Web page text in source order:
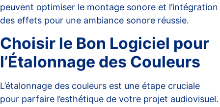
peuvent optimiser le montage sonore et l’intégration
des effets pour une ambiance sonore réussie.
Choisir le Bon Logiciel pour
l’Étalonnage des Couleurs
L’étalonnage des couleurs est une étape cruciale
pour parfaire l’esthétique de votre projet audiovisuel.